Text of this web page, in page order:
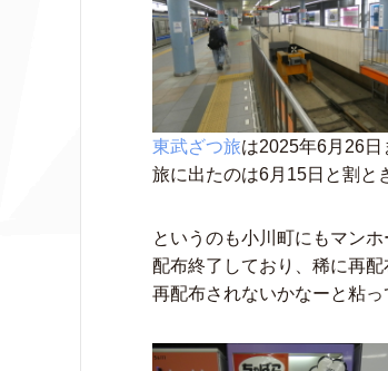
東武ざつ旅は2025年6月26日
旅に出たのは6月15日と割と
というのも小川町にもマン
配布終了しており、稀に再
再配布されないかなーと粘っ